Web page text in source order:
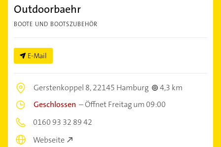
Outdoorbaehr
BOOTE UND BOOTSZUBEHÖR
E-Mail
Gerstenkoppel 8,22145 Hamburg
4,3 km
Geschlossen –Öffnet Freitag um 09:00
0160 93 32 89 42
Webseite